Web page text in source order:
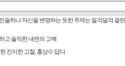
솔하나 자신을 변명하는 듯한 주제는 덜걱덜걱 걸린
고 솔직한 내면의 고백
진지한 고찰, 홍상수 답다